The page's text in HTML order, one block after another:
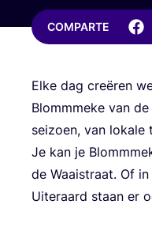
COMPARTE
Elke dag creë­ren
Blomm­me­ke van
sei­zoen, van loka­le
Je kan je
de Waais­traat. Of
Uite­ra­ard staan er